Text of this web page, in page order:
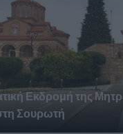
Εκδρομή της
Σουρωτή